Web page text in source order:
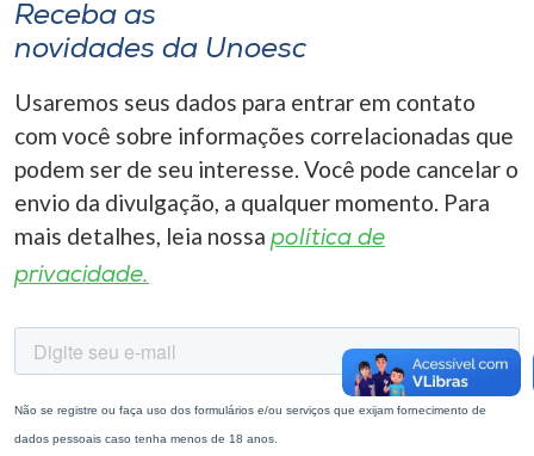
A+
Receba as
novidades da Unoesc
Usaremos seus dados para entrar em contato
com você sobre informações correlacionadas que
podem ser de seu interesse. Você pode cancelar o
envio da divulgação, a qualquer momento. Para
mais detalhes, leia nossa política de
privacidade.